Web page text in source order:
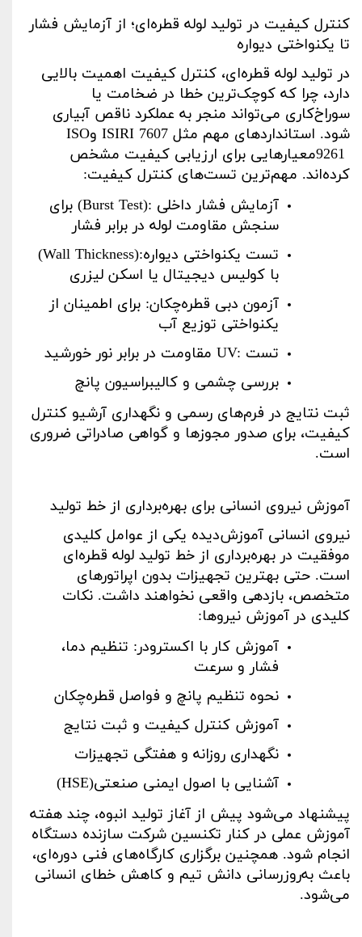
کنترل کیفیت در تولید لوله قطره‌ای؛ از آزمایش فشار
تا یکنواختی دیواره
در تولید لوله قطره‌ای، کنترل کیفیت اهمیت بالایی
دارد، چرا که کوچک‌ترین خطا در ضخامت یا
سوراخ‌کاری می‌تواند منجر به عملکرد ناقص آبیاری
شود. استانداردهای مهم مثل ISIRI 7607 وISO
9261معیارهایی برای ارزیابی کیفیت مشخص
کرده‌اند. مهم‌ترین تست‌های کنترل کیفیت:
آزمایش فشار داخلی (Burst Test): برای
سنجش مقاومت لوله در برابر فشار
تست یکنواختی دیواره(Wall Thickness):
با کولیس دیجیتال یا اسکن لیزری
آزمون دبی قطره‌چکان: برای اطمینان از
یکنواختی توزیع آب
تست UV: مقاومت در برابر نور خورشید
بررسی چشمی و کالیبراسیون پانچ
ثبت نتایج در فرم‌های رسمی و نگهداری آرشیو کنترل
کیفیت، برای صدور مجوزها و گواهی صادراتی ضروری
است.
آموزش نیروی انسانی برای بهره‌برداری از خط تولید
نیروی انسانی آموزش‌دیده یکی از عوامل کلیدی
موفقیت در بهره‌برداری از خط تولید لوله قطره‌ای
است. حتی بهترین تجهیزات بدون اپراتورهای
متخصص، بازدهی واقعی نخواهند داشت. نکات
کلیدی در آموزش نیروها:
آموزش کار با اکسترودر: تنظیم دما،
فشار و سرعت
نحوه تنظیم پانچ و فواصل قطره‌چکان
آموزش کنترل کیفیت و ثبت نتایج
نگهداری روزانه و هفتگی تجهیزات
آشنایی با اصول ایمنی صنعتی(HSE)
پیشنهاد می‌شود پیش از آغاز تولید انبوه، چند هفته
آموزش عملی در کنار تکنسین شرکت سازنده دستگاه
انجام شود. همچنین برگزاری کارگاه‌های فنی دوره‌ای،
باعث به‌روزرسانی دانش تیم و کاهش خطای انسانی
می‌شود.